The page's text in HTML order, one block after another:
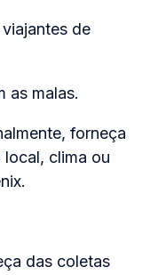
de
as malas.
forneça
clima ou
das coletas